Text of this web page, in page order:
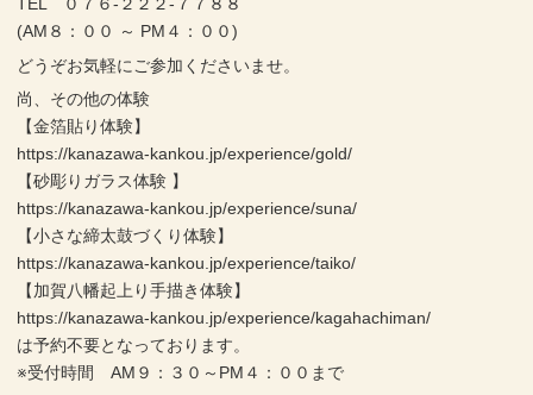
(AM８：００ ～ PM４：００)
どうぞお気軽にご参加くださいませ。
尚、その他の体験
【金箔貼り体験】
https://kanazawa-kankou.jp/experience/gold/
【砂彫りガラス体験 】
https://kanazawa-kankou.jp/experience/suna/
【小さな締太鼓づくり体験】
https://kanazawa-kankou.jp/experience/taiko/
【加賀八幡起上り手描き体験】
https://kanazawa-kankou.jp/experience/kagahachiman/
は予約不要となっております。
※受付時間 AM９：３０～PM４：００まで